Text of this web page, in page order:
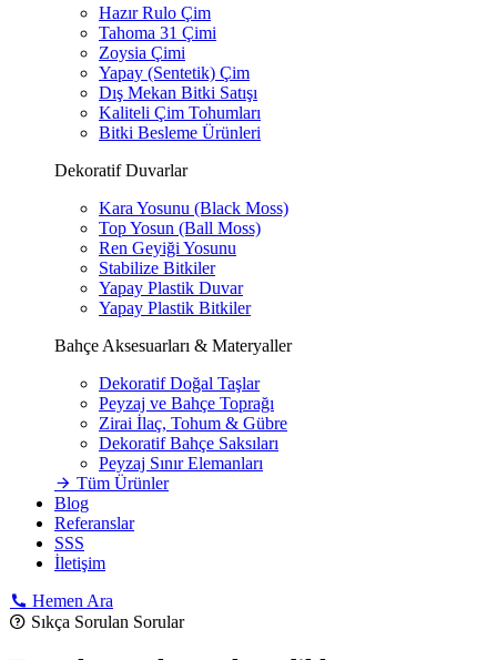
Hazır Rulo Çim
Tahoma 31 Çimi
Zoysia Çimi
Yapay (Sentetik) Çim
Dış Mekan Bitki Satışı
Kaliteli Çim Tohumları
Bitki Besleme Ürünleri
Dekoratif Duvarlar
Kara Yosunu (Black Moss)
Top Yosun (Ball Moss)
Ren Geyiği Yosunu
Stabilize Bitkiler
Yapay Plastik Duvar
Yapay Plastik Bitkiler
Bahçe Aksesuarları & Materyaller
Dekoratif Doğal Taşlar
Peyzaj ve Bahçe Toprağı
Zirai İlaç, Tohum & Gübre
Dekoratif Bahçe Saksıları
Peyzaj Sınır Elemanları
Tüm Ürünler
Blog
Referanslar
SSS
İletişim
Hemen Ara
Sıkça Sorulan Sorular